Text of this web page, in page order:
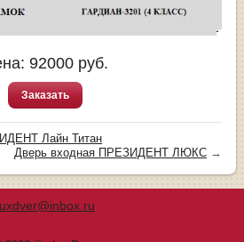
92000 руб.
Заказать
Лайн Титан
Дверь входная ПРЕЗИДЕНТ ЛЮКС→